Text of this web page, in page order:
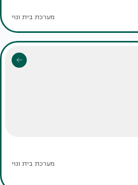
מערכת בית ונוי
מערכת בית ונוי